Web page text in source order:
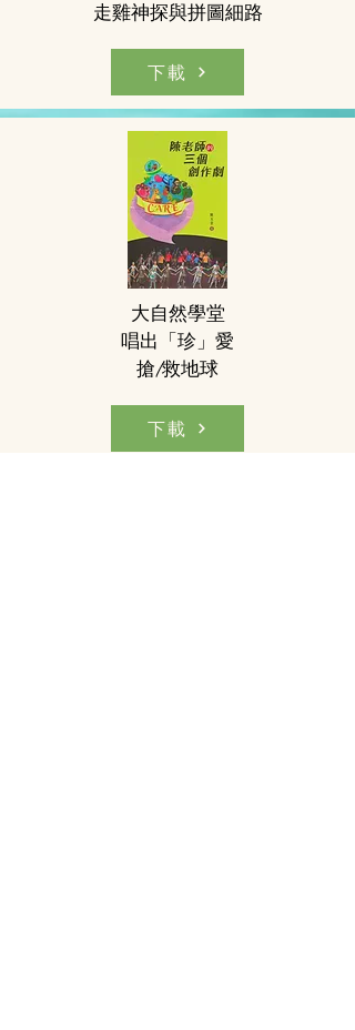
走雞神探與拼圖細路
下載
大自然學堂
唱出「珍」愛
搶/救地球
下載